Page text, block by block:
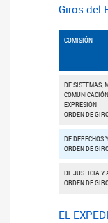
Giros del
COMISIÓN
DE SISTEMAS,
EXPRESIÓN
ORDEN DE
DE DERECHOS
ORDEN DE
DE JUSTICIA Y
ORDEN DE
EL